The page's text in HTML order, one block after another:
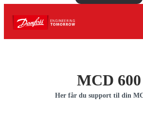
MCD 600
Her får du support til din